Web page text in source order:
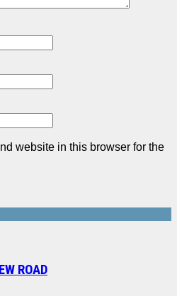
website in this browser for the
ROAD